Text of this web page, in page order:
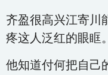
齐盈很高兴江寄川
疼这人泛红的眼眶。
他知道付何把自己